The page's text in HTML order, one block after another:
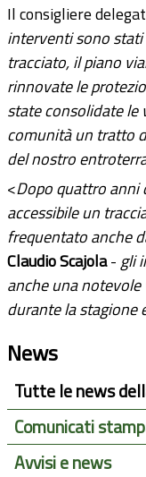
Il consigliere
interventi sono
tracciato, il piano
rinnovate le
state consolidate le
comunità un tratto
del nostro
<Dopo quattro anni
accessibile un
frequentato anche
Claudio Scajola- gli
anche una
durante la stagione
News
Tutte le news
Comunicati
Avvisi e news